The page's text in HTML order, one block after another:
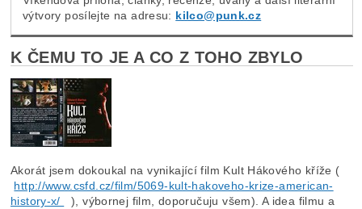
výtvory posílejte na adresu: kilco@punk.cz
K ČEMU TO JE A CO Z TOHO ZBYLO
Akorát jsem dokoukal na vynikající film Kult Hákového kříže (
http://www.csfd.cz/film/5069-kult-hakoveho-krize-american-
history-x/
), výbornej film, doporučuju všem). A idea filmu a